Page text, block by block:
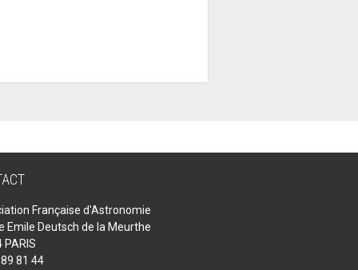
Française d'Astronomie
Emile Deutsch de la Meurthe
PARIS
81 44